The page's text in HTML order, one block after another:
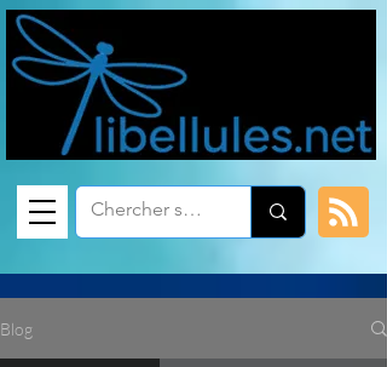
Blog